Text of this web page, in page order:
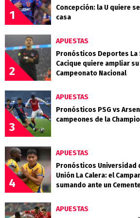
1
Concepción: la U quiere
casa
2
APUESTAS
Pronósticos Deportes La
Cacique quiere ampliar
Campeonato Nacional
3
APUESTAS
Pronósticos PSG vs
campeones de la
4
APUESTAS
Pronósticos Universidad
Unión La Calera: el
sumando ante un
APUESTAS